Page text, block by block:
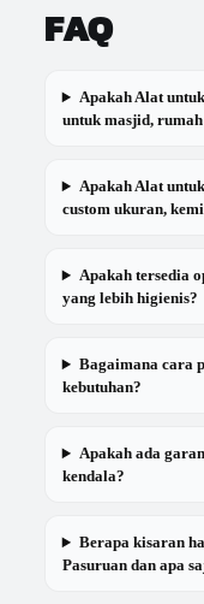
FAQ
Apakah Alat
untuk masjid,
Apakah Alat
custom ukuran,
Apakah tersedia
yang lebih higienis?
Bagaimana cara
kebutuhan?
Apakah ada
kendala?
Berapa kisaran
Pasuruan dan apa